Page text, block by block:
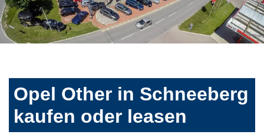
Opel Other in Schneeberg
kaufen oder leasen